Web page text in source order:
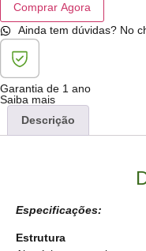
Comprar Agora
Ainda tem dúvidas? No
Garantia de 1 ano
Saiba mais
Descrição
Especificações:
Estrutura